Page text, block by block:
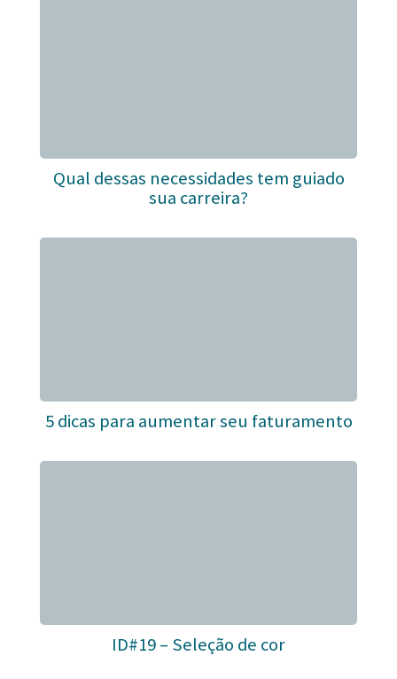
Qual dessas necessidades tem guiado
sua carreira?
5 dicas para aumentar seu faturamento
ID#19 – Seleção de cor